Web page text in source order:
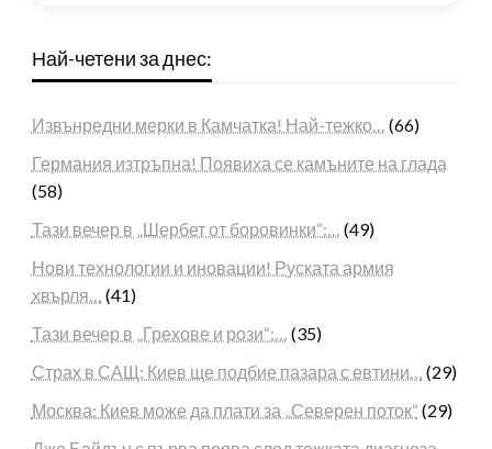
Най-четени за днес:
Извънредни мерки в Камчатка! Най-тежко…
(66)
Германия изтръпна! Появиха се камъните на глада
(58)
Тази вечер в „Шербет от боровинки“:…
(49)
Нови технологии и иновации! Руската армия
хвърля…
(41)
Тази вечер в „Грехове и рози“:…
(35)
Страх в САЩ: Киев ще подбие пазара с евтини…
(29)
Москва: Киев може да плати за „Северен поток“ (29)